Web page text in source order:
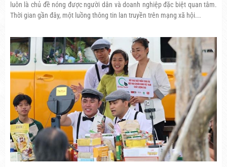
luôn là chủ đề nóng được người dân và doanh nghiệp đặc biệt quan tâm.
Thời gian gần đây, một luồng thông tin lan truyền trên mạng xã hội...